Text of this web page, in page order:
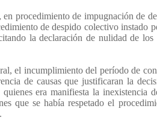
procedimiento de impugnación de
de despido colectivo instado
la declaración de nulidad de los
el incumplimiento del período de
de causas que justificaran la
era manifiesta la inexistencia
que se había respetado el